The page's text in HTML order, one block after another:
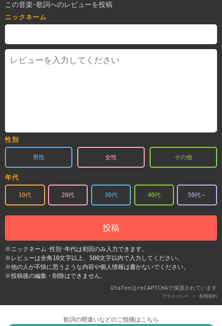
この音楽･歌詞へのレビューを投稿
ニックネーム
性別
男性 女性 その他
年代
10代 20代 30代 40代 50代～
投稿
※ニックネーム･性別･年代は初回のみ入力できます。
※レビューは全角10文字以上、500文字以内で入力してください。
※他の人が不快に思うような内容や個人情報は書かないでください。
※投稿後の編集・削除はできません。
UtaTenはreCAPTCHAで保護されています
プライバシー - 利用契約
歌詞の間違いなどのご指摘はこちら